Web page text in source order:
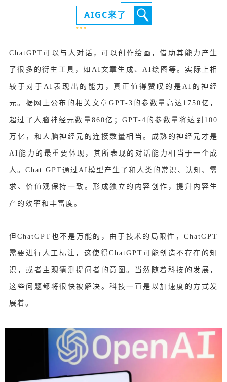
AIGC来了
ChatGPT可以与人对话，可以创作绘画，借助其能力产生
了很多的衍生工具，如AI文章生成、AI绘图等。 实际上相
较于对于AI表现出的能力，真正值得赞叹的是AI的神经
元。 据网上公布的相关文章GPT-3的参数量高达1750亿，
超过了人脑神经元数量860亿； GPT-4的参数量将达到100
万亿，和人脑神经元的连接数量相当。 成熟的神经元才是
AI能力的最重要体现，其所表现的对话能力相当于一个成
人。 Chat GPT通过AI模型产生了和人类的常识、认知、需
求、价值观保持一致。 形成独立的内容创作，提升内容生
产的效率和丰富度。
但ChatGPT也不是万能的，由于技术的局限性，ChatGPT
需要进行人工标注，这使得ChatGPT可能创造不存在的知
识，或者主观猜测提问者的意图。 当然随着科技的发展，
这些问题都将很快被解决。 科技一直是以加速度的方式发
展着。